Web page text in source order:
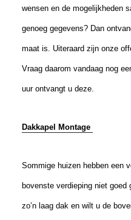
wensen en de mogelijkheden
genoeg gegevens? Dan
maat is. Uiteraard zijn onze
Vraag daarom vandaag nog
uur ontvangt u deze.
Dakkapel Montage
Sommige huizen hebben een
bovenste verdieping niet goed
zo’n laag dak en wilt u de